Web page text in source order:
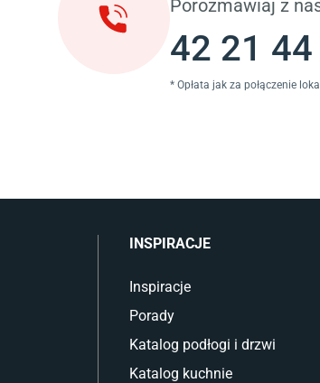
Lampy stojące LEDPorozmawiaj z
42 21
* Opłata jak za połączenie
INSPIRACJE
Inspiracje
Porady
Katalog podłogi i drzwi
Katalog kuchnie